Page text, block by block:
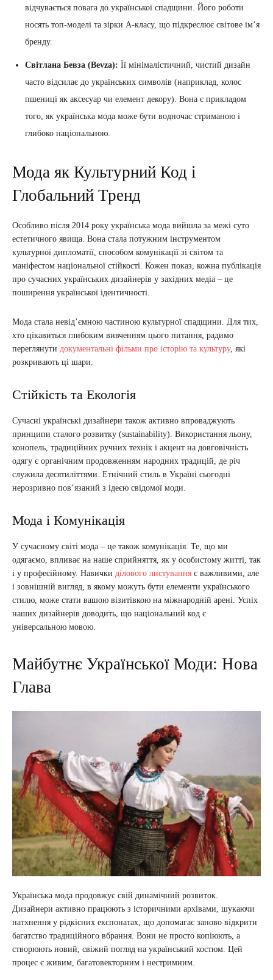
відчувається повага до української спадщини. Його роботи
носять топ-моделі та зірки А-класу, що підкреслює світове ім’я
бренду.
Світлана Бевза (Bevza): Її мінімалістичний, чистий дизайн
часто відсилає до українських символів (наприклад, колос
пшениці як аксесуар чи елемент декору). Вона є прикладом
того, як українська мода може бути водночас стриманою і
глибоко національною.
Мода як Культурний Код і
Глобальний Тренд
Особливо після 2014 року українська мода вийшла за межі суто
естетичного явища. Вона стала потужним інструментом
культурної дипломатії, способом комунікації зі світом та
маніфестом національної стійкості. Кожен показ, кожна публікація
про сучасних українських дизайнерів у західних медіа – це
поширення української ідентичності.
Мода стала невід’ємною частиною культурної спадщини. Для тих,
хто цікавиться глибоким вивченням цього питання, радимо
переглянути документальні фільми про історію та культуру, які
розкривають ці шари.
Стійкість та Екологія
Сучасні українські дизайнери також активно впроваджують
принципи сталого розвитку (sustainability). Використання льону,
конопель, традиційних ручних технік і акцент на довговічність
одягу є органічним продовженням народних традицій, де річ
служила десятиліттями. Етнічний стиль в Україні сьогодні
нерозривно пов’язаний з ідеєю свідомої моди.
Мода і Комунікація
У сучасному світі мода – це також комунікація. Те, що ми
одягаємо, впливає на наше сприйняття, як у особистому житті, так
і у професійному. Навички ділового листування є важливими, але
і зовнішній вигляд, в якому можуть бути елементи українського
стилю, може стати вашою візитівкою на міжнародній арені. Успіх
наших дизайнерів доводить, що національний код є
універсальною мовою.
Майбутнє Української Моди: Нова
Глава
Українська мода продовжує свій динамічний розвиток.
Дизайнери активно працюють з історичними архівами, шукаючи
натхнення у рідкісних експонатах, що допомагає заново відкрити
багатство традиційного вбрання. Вони не просто копіюють, а
створюють новий, свіжий погляд на український костюм. Цей
процес є живим, багатовекторним і нестримним.